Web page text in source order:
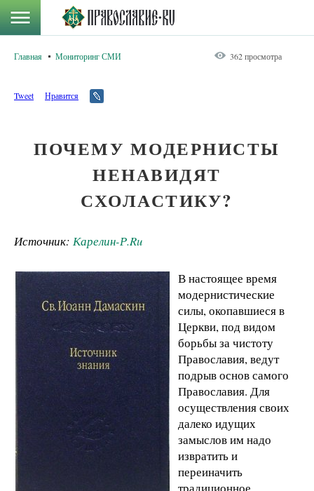
Главная Мониторинг СМИ 362 просмотра
Tweet Нравится
ПОЧЕМУ МОДЕРНИСТЫ
НЕНАВИДЯТ
СХОЛАСТИКУ?
Источник: Карелин-Р.Ru
В настоящее время
модернистические
силы, окопавшиеся в
Церкви, под видом
борьбы за чистоту
Православия, ведут
подрыв основ самого
Православия. Для
осуществления своих
далеко идущих
замыслов им надо
извратить и
переиначить